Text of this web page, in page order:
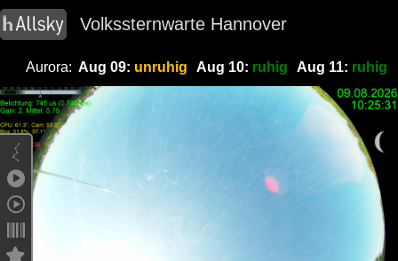
Volkssternwarte Hannover
Aurora: Aug 09: unruhig Aug 10: ruhig Aug 11: ruhig